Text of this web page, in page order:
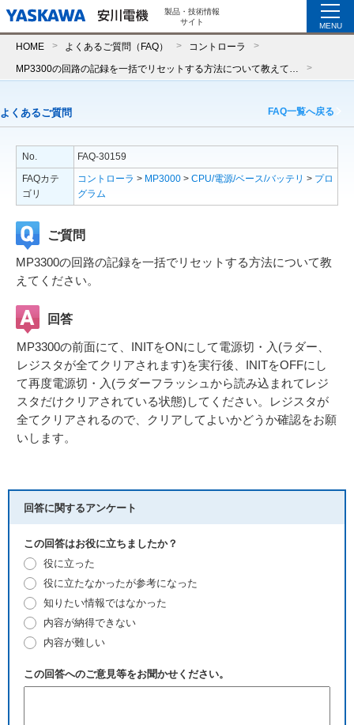
製品・技術情報
サイト
MENU
HOME よくあるご質問（FAQ） コントローラ
よくあるご質問 FAQ一覧へ戻る
No.
FAQ-30159
FAQカテ
ゴリ
コントローラ > MP3000 > CPU/電源/ベース/バッテリ > プロ
グラム
ご質問
MP3300の回路の記録を一括でリセットする方法について教
えてください。
回答
MP3300の前面にて、INITをONにして電源切・入(ラダー、
レジスタが全てクリアされます)を実行後、INITをOFFにし
て再度電源切・入(ラダーフラッシュから読み込まれてレジ
スタだけクリアされている状態)してください。レジスタが
全てクリアされるので、クリアしてよいかどうか確認をお願
いします。
回答に関するアンケート
この回答はお役に立ちましたか？
役に立った
役に立たなかったが参考になった
知りたい情報ではなかった
内容が納得できない
内容が難しい
この回答へのご意見等をお聞かせください。